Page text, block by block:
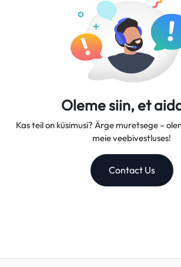
Oleme siin, et
Kas teil on küsimusi? Ärge muretsege –
meie veebivestluses!
Contact Us